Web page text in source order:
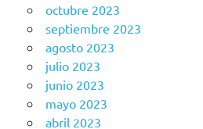
octubre 2023
septiembre 2023
agosto 2023
julio 2023
junio 2023
mayo 2023
abril 2023